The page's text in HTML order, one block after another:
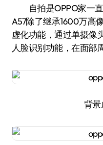
自拍是OPPO家一直
A57除了继承1600万高
虚化功能，通过单摄像
人脸识别功能，在面部
背